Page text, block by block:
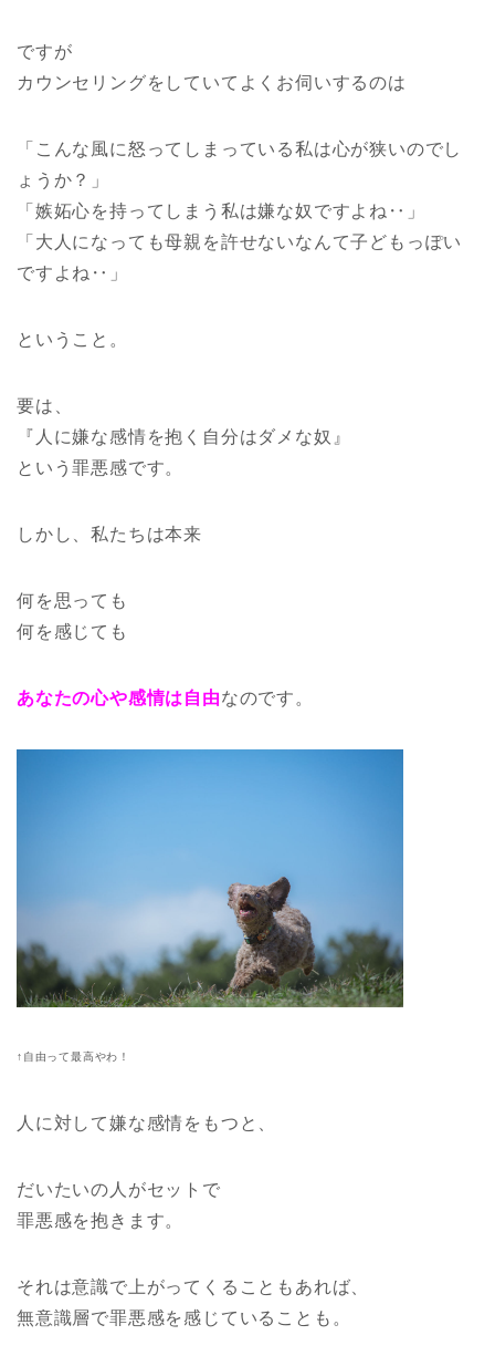
ですが
カウンセリングをしていてよくお伺いするのは
「こんな風に怒ってしまっている私は心が狭いのでし
ょうか？」
「嫉妬心を持ってしまう私は嫌な奴ですよね‥」
「大人になっても母親を許せないなんて子どもっぽい
ですよね‥」
ということ。
要は、
『人に嫌な感情を抱く自分はダメな奴』
という罪悪感です。
しかし、私たちは本来
何を思っても
何を感じても
あなたの心や感情は自由なのです。
↑自由って最高やわ！
人に対して嫌な感情をもつと、
だいたいの人がセットで
罪悪感を抱きます。
それは意識で上がってくることもあれば、
無意識層で罪悪感を感じていることも。